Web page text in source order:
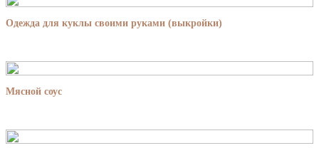
Одежда для куклы своими руками (выкройки)
Мясной соус